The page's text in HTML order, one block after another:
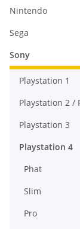
Nintendo
Sega
Sony
Playstation 1
Playstation 2 /
Playstation 3
Playstation 4
Phat
Slim
Pro